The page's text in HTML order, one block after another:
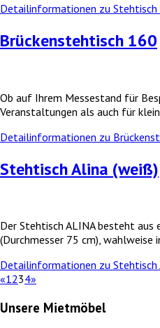
Detailinformationen zu Stehtisch
Brückenstehtisch 160
Ob auf Ihrem Messestand für
Veranstaltungen als auch für
Detailinformationen zu
Stehtisch Alina (weiß)
Der Stehtisch ALINA besteht
(Durchmesser 75 cm),
Detailinformationen zu Stehtisch
«1234»
Unsere Mietmöbel